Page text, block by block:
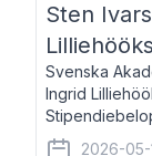
Sten
Svenska
Ingrid
född 1979, är
2026-05-